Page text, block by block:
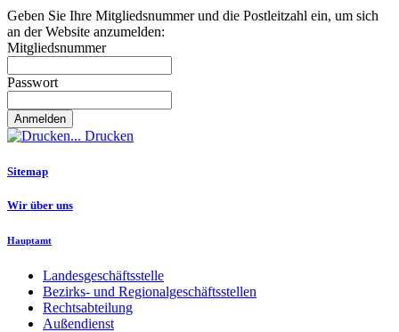
Geben Sie Ihre Mitgliedsnummer und die Postleitzahl ein, um sich
an der Website anzumelden:
Mitgliedsnummer
Passwort
Drucken
Sitemap
Wir über uns
Hauptamt
Landesgeschäftsstelle
Bezirks- und Regionalgeschäftsstellen
Rechtsabteilung
Außendienst